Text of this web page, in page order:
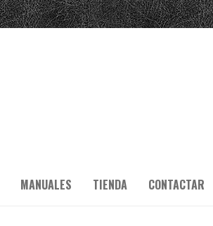
MANUALES TIENDA CONTACTAR